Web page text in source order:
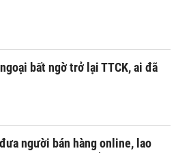
bất ngờ trở lại TTCK, ai đã
người bán hàng online, lao